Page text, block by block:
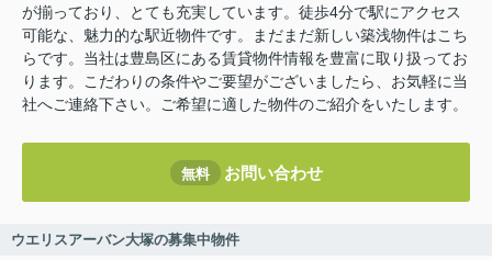
が揃っており、とても充実しています。徒歩4分で駅にアクセス
可能な、魅力的な駅近物件です。まだまだ新しい築浅物件はこち
らです。当社は豊島区にある賃貸物件情報を豊富に取り扱ってお
ります。こだわりの条件やご要望がございましたら、お気軽に当
社へご連絡下さい。ご希望に適した物件のご紹介をいたします。
無料 お問い合わせ
ウエリスアーバン大塚の募集中物件